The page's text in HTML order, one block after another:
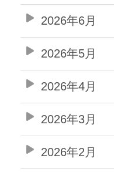
2026年6月
2026年5月
2026年4月
2026年3月
2026年2月